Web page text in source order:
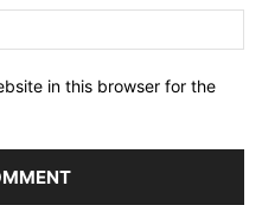
in this browser for the